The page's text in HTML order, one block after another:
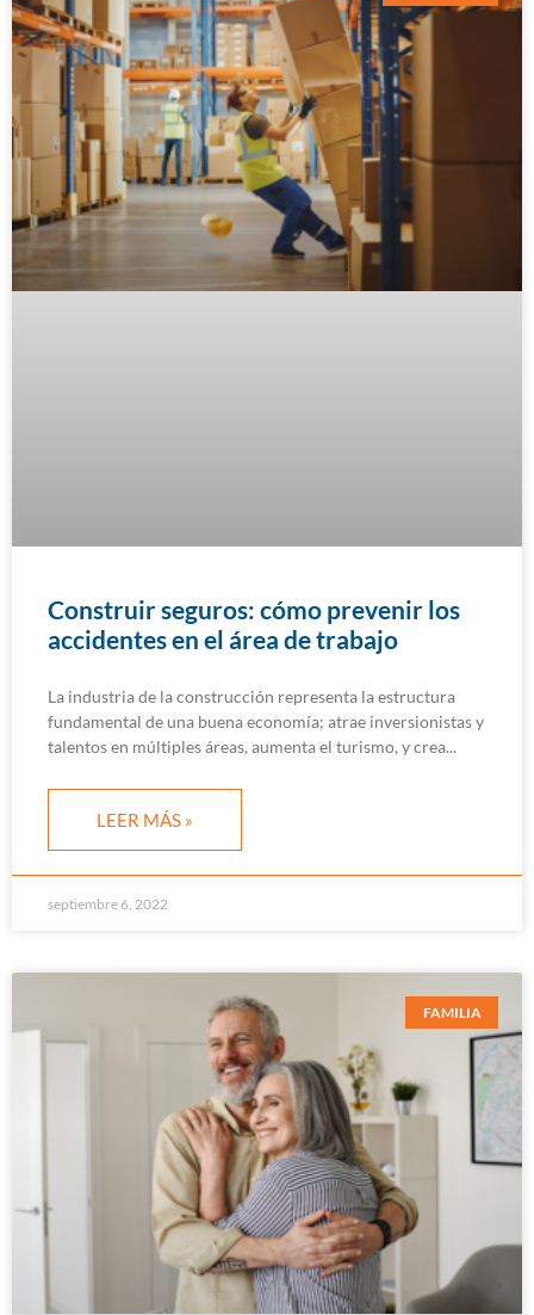
Construir seguros: cómo prevenir los
accidentes en el área de trabajo
La industria de la construcción representa la estructura
fundamental de una buena economía; atrae inversionistas y
talentos en múltiples áreas, aumenta el turismo, y crea
LEER MÁS »
septiembre 6, 2022
FAMILIA